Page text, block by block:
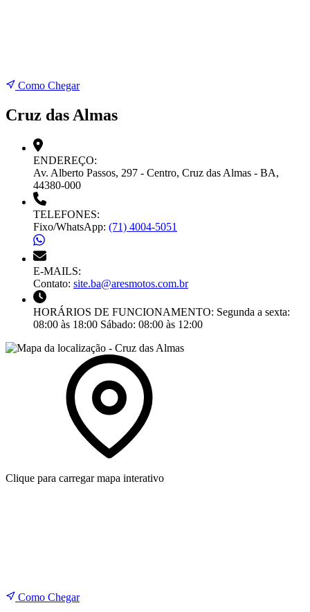
Como Chegar
Cruz das Almas
ENDEREÇO:
Av. Alberto Passos, 297 - Centro, Cruz das Almas - BA,
44380-000
TELEFONES:
Fixo/WhatsApp: (71) 4004-5051
E-MAILS:
Contato: site.ba@aresmotos.com.br
HORÁRIOS DE FUNCIONAMENTO: Segunda a sexta:
08:00 às 18:00 Sábado: 08:00 às 12:00
Clique para carregar mapa interativo
Como Chegar